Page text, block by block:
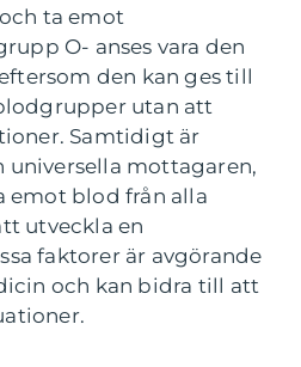
ta emot
O- anses vara den
den kan ges till
utan att
Samtidigt är
universella mottagaren,
emot blod från alla
utveckla en
faktorer är avgörande
och kan bidra till att